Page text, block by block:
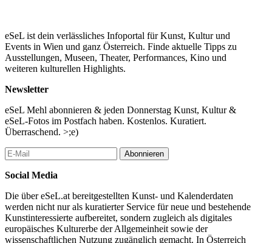
eSeL ist dein verlässliches Infoportal für Kunst, Kultur und
Events in Wien und ganz Österreich. Finde aktuelle Tipps zu
Ausstellungen, Museen, Theater, Performances, Kino und
weiteren kulturellen Highlights.
Newsletter
eSeL Mehl abonnieren & jeden Donnerstag Kunst, Kultur &
eSeL-Fotos im Postfach haben. Kostenlos. Kuratiert.
Überraschend. >;e)
Abonnieren
Social Media
Die über eSeL.at bereitgestellten Kunst- und Kalenderdaten
werden nicht nur als kuratierter Service für neue und bestehende
Kunstinteressierte aufbereitet, sondern zugleich als digitales
europäisches Kulturerbe der Allgemeinheit sowie der
wissenschaftlichen Nutzung zugänglich gemacht. In Österreich